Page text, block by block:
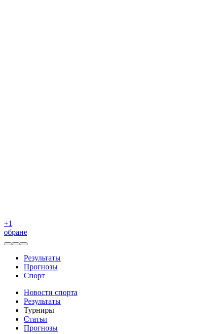
+1
обране
Результаты
Прогнозы
Спорт
Новости спорта
Результаты
Турниры
Статьи
Прогнозы